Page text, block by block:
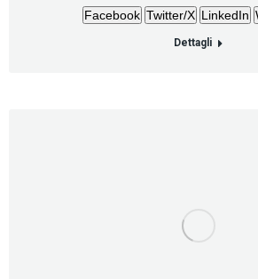
Facebook Twitter/X LinkedIn
Dettagli